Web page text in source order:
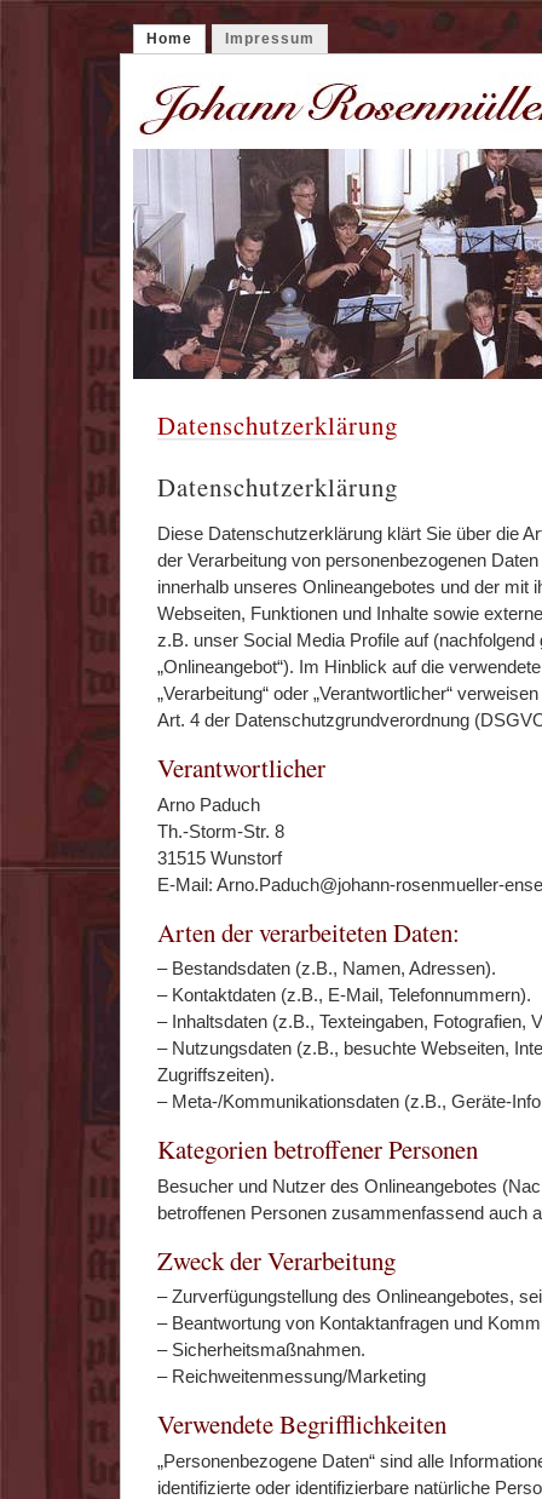
Home Impressum
Datenschutzerklärung
Datenschutzerklärung
Diese Datenschutzerklärung klärt Sie über die
der Verarbeitung von personenbezogenen
innerhalb unseres Onlineangebotes und der mit
Webseiten, Funktionen und Inhalte sowie
z.B. unser Social Media Profile auf
„Onlineangebot“). Im Hinblick auf die
„Verarbeitung“ oder „Verantwortlicher“
Art. 4 der Datenschutzgrundverordnung
Verantwortlicher
Arno Paduch
Th.-Storm-Str. 8
31515 Wunstorf
E-Mail: Arno.Paduch@johann-rosenmueller-
Arten der verarbeiteten Daten:
– Bestandsdaten (z.B., Namen, Adressen).
– Kontaktdaten (z.B., E-Mail, Telefonnummern).
– Inhaltsdaten (z.B., Texteingaben, Fotografien,
– Nutzungsdaten (z.B., besuchte Webseiten,
Zugriffszeiten).
– Meta-/Kommunikationsdaten (z.B., Geräte-
Kategorien betroffener Personen
Besucher und Nutzer des Onlineangebotes
betroffenen Personen zusammenfassend auch
Zweck der Verarbeitung
– Zurverfügungstellung des Onlineangebotes,
– Beantwortung von Kontaktanfragen und
– Sicherheitsmaßnahmen.
– Reichweitenmessung/Marketing
Verwendete Begrifflichkeiten
„Personenbezogene Daten“ sind alle
identifizierte oder identifizierbare natürliche